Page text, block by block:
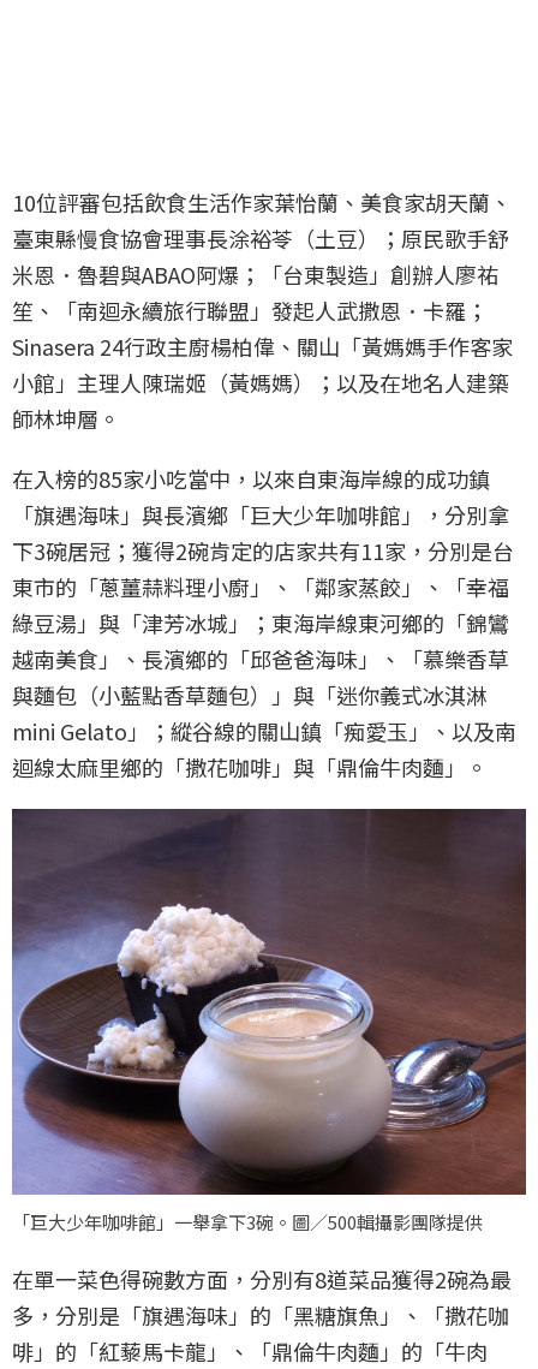
10位評審包括飲食生活作家葉怡蘭、美食家胡天蘭、
臺東縣慢食協會理事長涂裕苓（土豆）；原民歌手舒
米恩．魯碧與ABAO阿爆；「台東製造」創辦人廖祐
笙、「南迴永續旅行聯盟」發起人武撒恩．卡羅；
Sinasera 24行政主廚楊柏偉、關山「黃媽媽手作客家
小館」主理人陳瑞姬（黃媽媽）；以及在地名人建築
師林坤層。
在入榜的85家小吃當中，以來自東海岸線的成功鎮
「旗遇海味」與長濱鄉「巨大少年咖啡館」，分別拿
下3碗居冠；獲得2碗肯定的店家共有11家，分別是台
東市的「蔥薑蒜料理小廚」、「鄰家蒸餃」、「幸福
綠豆湯」與「津芳冰城」；東海岸線東河鄉的「錦鸞
越南美食」、長濱鄉的「邱爸爸海味」、「慕樂香草
與麵包（小藍點香草麵包）」與「迷你義式冰淇淋
mini Gelato」；縱谷線的關山鎮「痴愛玉」、以及南
迴線太麻里鄉的「撒花咖啡」與「鼎倫牛肉麵」。
「巨大少年咖啡館」一舉拿下3碗。圖／500輯攝影團隊提供
在單一菜色得碗數方面，分別有8道菜品獲得2碗為最
多，分別是「旗遇海味」的「黑糖旗魚」、「撒花咖
啡」的「紅藜馬卡龍」、「鼎倫牛肉麵」的「牛肉